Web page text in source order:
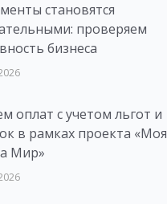
становятся
проверяем
бизнеса
оплат с учетом льгот и
в рамках проекта «Моя
Мир»